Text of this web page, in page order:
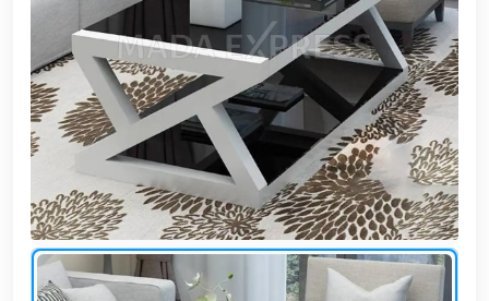
منزلي
أثاث
خارجي
وشواطئ
أثاث
كافيهات
ومطاعم
وفنادق
حواجز